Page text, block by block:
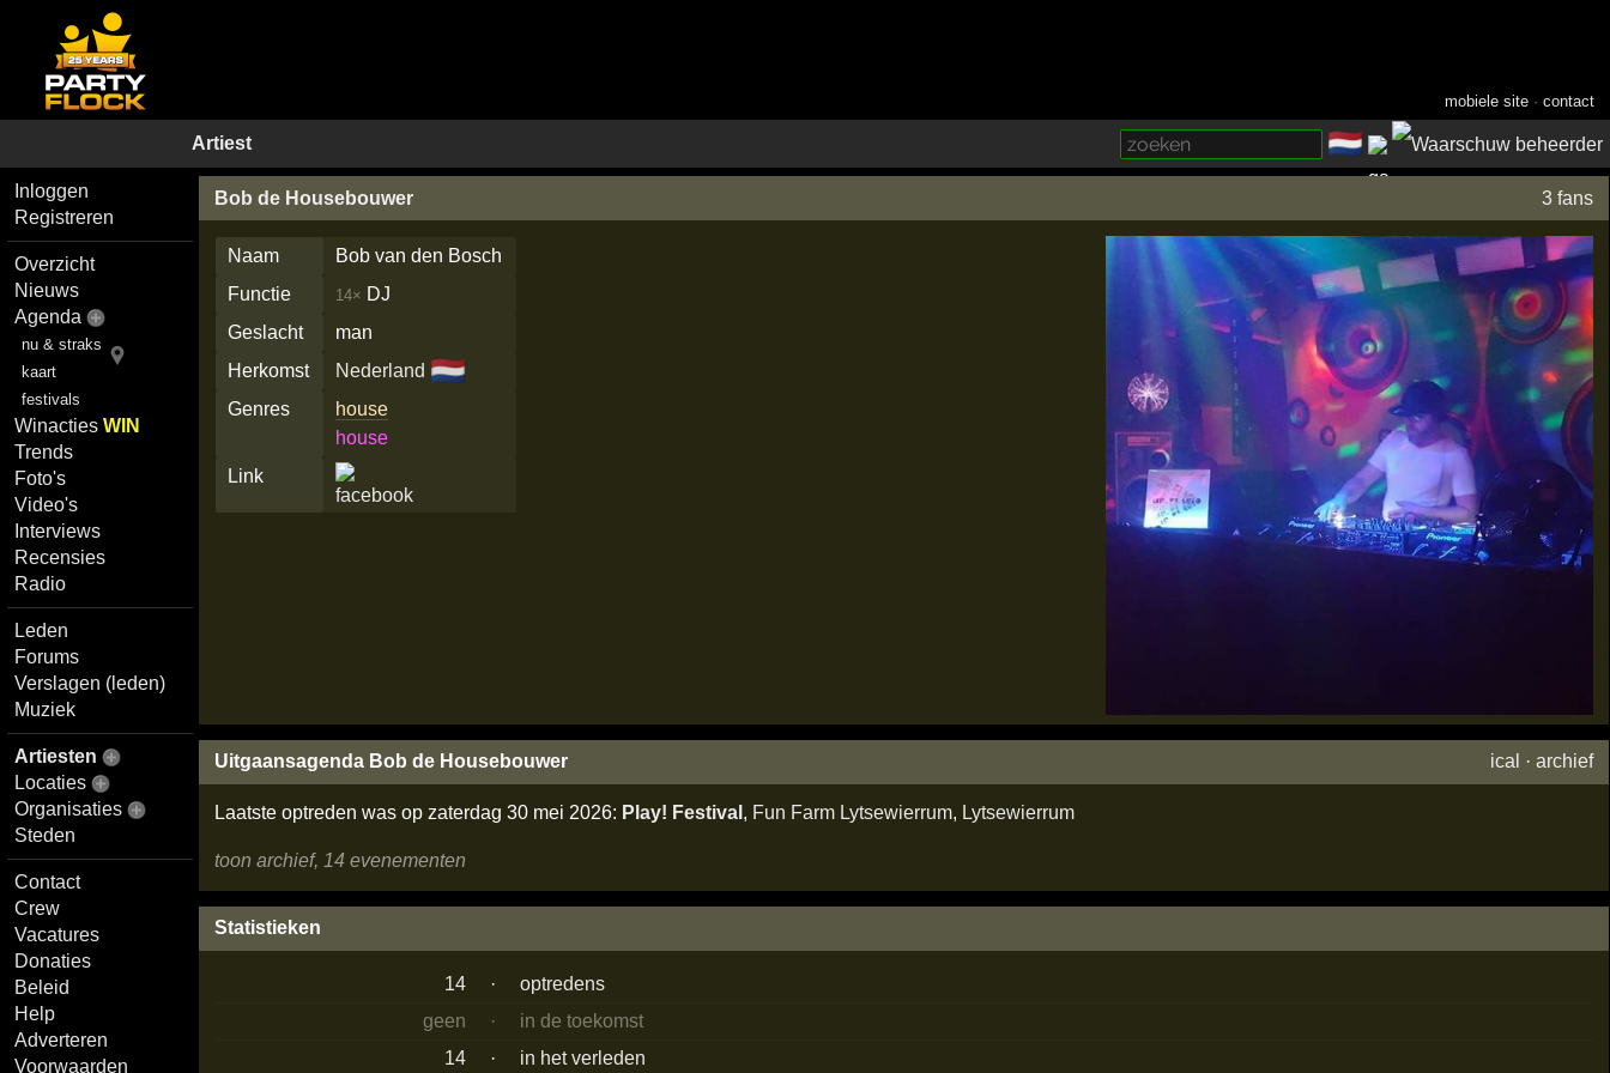
mobiele site ·contact
Artiest 🇳🇱
Inloggen
Registreren
Overzicht
Nieuws
Agenda
nu & straks
kaart
festivals
WinactiesWIN
Trends
Foto's
Video's
Interviews
Recensies
Radio
Leden
Forums
Verslagen (leden)
Muziek
Artiesten
Locaties
Organisaties
Steden
Contact
Crew
Vacatures
Donaties
Beleid
Help
Adverteren
Voorwaarden
Bob de Housebouwer 3 fans
Naam
Bob van den Bosch
Functie
14× DJ
Geslacht
man
Herkomst
Nederland 🇳🇱
Genres
house
house
Link
Uitgaansagenda Bob de Housebouwer ical ·archief
Laatste optreden was op zaterdag 30 mei 2026: Play! Festival , Fun Farm Lytsewierrum, Lytsewierrum
toon archief, 14 evenementen
Statistieken
14 ·
optredens
geen
·
in de toekomst
14
· in het verleden